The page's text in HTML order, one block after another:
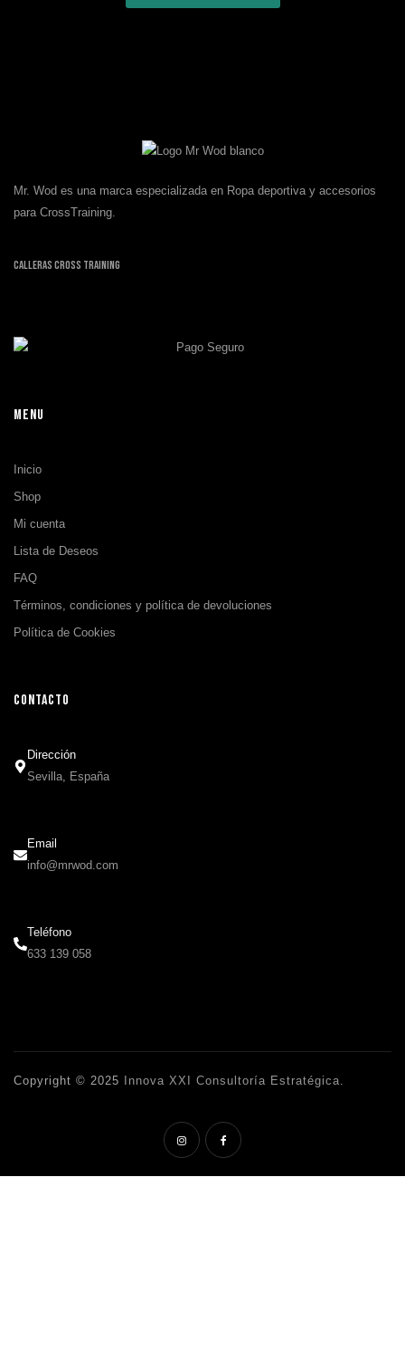
Mr. Wod es una marca especializada en Ropa deportiva y accesorios
para CrossTraining.
Calleras Cross Training
MENU
Inicio
Shop
Mi cuenta
Lista de Deseos
FAQ
Términos, condiciones y política de devoluciones
Política de Cookies
CONTACTO
Dirección
Sevilla, España
Email
info@mrwod.com
Teléfono
633 139 058
Copyright © 2025 Innova XXI Consultoría Estratégica.